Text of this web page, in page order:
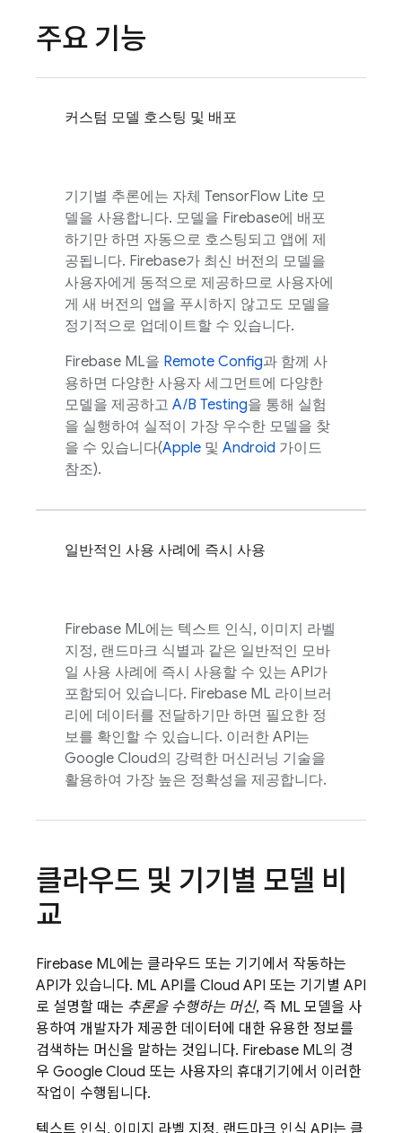
주요 기능
커스텀 모델 호스팅 및 배포
기기별 추론에는 자체 TensorFlow Lite 모
델을 사용합니다. 모델을 Firebase에 배포
하기만 하면 자동으로 호스팅되고 앱에 제
공됩니다. Firebase가 최신 버전의 모델을
사용자에게 동적으로 제공하므로 사용자에
게 새 버전의 앱을 푸시하지 않고도 모델을
정기적으로 업데이트할 수 있습니다.
Firebase ML을 Remote Config과 함께 사
용하면 다양한 사용자 세그먼트에 다양한
모델을 제공하고 A/B Testing을 통해 실험
을 실행하여 실적이 가장 우수한 모델을 찾
을 수 있습니다(Apple 및 Android 가이드
참조).
일반적인 사용 사례에 즉시 사용
Firebase ML에는 텍스트 인식, 이미지 라벨
지정, 랜드마크 식별과 같은 일반적인 모바
일 사용 사례에 즉시 사용할 수 있는 API가
포함되어 있습니다. Firebase ML 라이브러
리에 데이터를 전달하기만 하면 필요한 정
보를 확인할 수 있습니다. 이러한 API는
Google Cloud의 강력한 머신러닝 기술을
활용하여 가장 높은 정확성을 제공합니다.
클라우드 및 기기별 모델 비
교
Firebase ML에는 클라우드 또는 기기에서 작동하는
API가 있습니다. ML API를 Cloud API 또는 기기별 API
로 설명할 때는 추론을 수행하는 머신, 즉 ML 모델을 사
용하여 개발자가 제공한 데이터에 대한 유용한 정보를
검색하는 머신을 말하는 것입니다. Firebase ML의 경
우 Google Cloud 또는 사용자의 휴대기기에서 이러한
작업이 수행됩니다.
텍스트 인식, 이미지 라벨 지정, 랜드마크 인식 API는 클